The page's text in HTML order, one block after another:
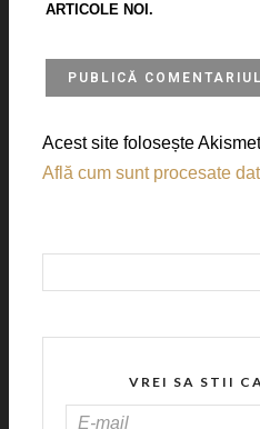
ARTICOLE NOI.
Acest site folosește
Află cum sunt procesate
VREI SA STII